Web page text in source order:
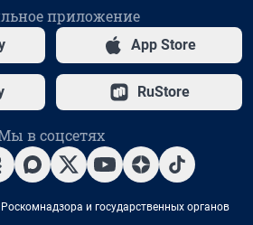
приложение
App Store
RuStore
в соцсетях
и государственных органов